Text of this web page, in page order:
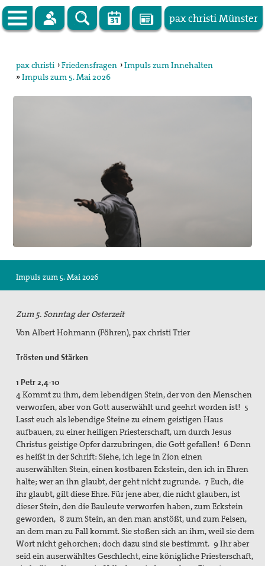
pax christi Münster
pax christi Deutsche Sektion
Impressum
Suche
pax christi ›Friedensfragen ›Impuls zum Innehalten
»Impuls zum 5. Mai 2026
Impuls zum 5. Mai 2026
Zum 5. Sonntag der Osterzeit
Von Albert Hohmann (Föhren), pax christi Trier
Trösten und Stärken
1 Petr 2,4-10
4 Kommt zu ihm, dem lebendigen Stein, der von den Menschen
verworfen, aber von Gott auserwählt und geehrt worden ist! 5
Lasst euch als lebendige Steine zu einem geistigen Haus
aufbauen, zu einer heiligen Priesterschaft, um durch Jesus
Christus geistige Opfer darzubringen, die Gott gefallen! 6 Denn
es heißt in der Schrift: Siehe, ich lege in Zion einen
auserwählten Stein, einen kostbaren Eckstein, den ich in Ehren
halte; wer an ihn glaubt, der geht nicht zugrunde. 7 Euch, die
ihr glaubt, gilt diese Ehre. Für jene aber, die nicht glauben, ist
dieser Stein, den die Bauleute verworfen haben, zum Eckstein
geworden, 8 zum Stein, an den man anstößt, und zum Felsen,
an dem man zu Fall kommt. Sie stoßen sich an ihm, weil sie dem
Wort nicht gehorchen; doch dazu sind sie bestimmt. 9 Ihr aber
seid ein auserwähltes Geschlecht, eine königliche Priesterschaft,